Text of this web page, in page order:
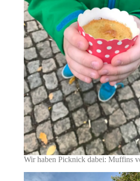
Wir haben Picknick dabei: Muffins